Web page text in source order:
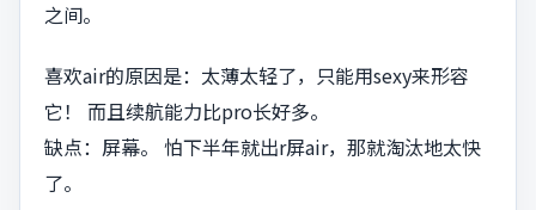
之间。
喜欢air的原因是：太薄太轻了，只能用sexy来形容
它！ 而且续航能力比pro长好多。
缺点：屏幕。 怕下半年就出r屏air，那就淘汰地太快
了。